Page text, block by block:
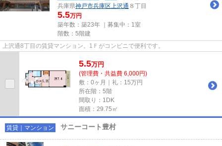
兵庫県神戸市兵庫区上沢通 ８丁目
5.5万円
築年数：築23年 ｜募集中： 1室
階数：5階建
上沢通8丁目の賃貸マンション。1Ｆがコンビニで便利です。
5.5万円
(管理費・共益費 6,000円)
敷：0ヶ月｜礼：15万円
所在階：5階
間取り：1DK
面積：29.75㎡
賃貸｜マンション サニーコート豊村